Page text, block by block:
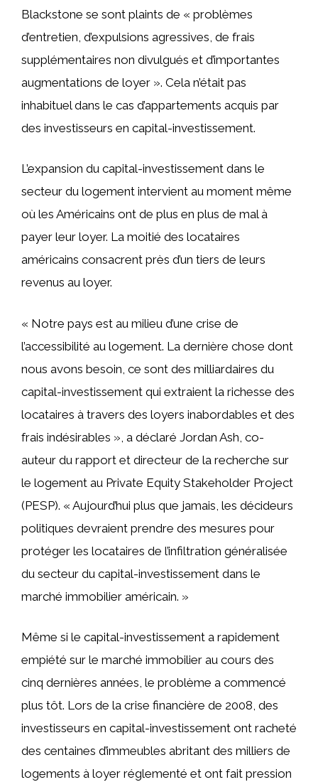
Blackstone se sont plaints de « problèmes
d’entretien, d’expulsions agressives, de frais
supplémentaires non divulgués et d’importantes
augmentations de loyer ». Cela n’était pas
inhabituel dans le cas d’appartements acquis par
des investisseurs en capital-investissement.
L’expansion du capital-investissement dans le
secteur du logement intervient au moment même
où les Américains ont de plus en plus de mal à
payer leur loyer. La moitié des locataires
américains consacrent près d’un tiers de leurs
revenus au loyer.
« Notre pays est au milieu d’une crise de
l’accessibilité au logement. La dernière chose dont
nous avons besoin, ce sont des milliardaires du
capital-investissement qui extraient la richesse des
locataires à travers des loyers inabordables et des
frais indésirables », a déclaré Jordan Ash, co-
auteur du rapport et directeur de la recherche sur
le logement au Private Equity Stakeholder Project
(PESP). « Aujourd’hui plus que jamais, les décideurs
politiques devraient prendre des mesures pour
protéger les locataires de l’infiltration généralisée
du secteur du capital-investissement dans le
marché immobilier américain. »
Même si le capital-investissement a rapidement
empiété sur le marché immobilier au cours des
cinq dernières années, le problème a commencé
plus tôt. Lors de la crise financière de 2008, des
investisseurs en capital-investissement ont racheté
des centaines d’immeubles abritant des milliers de
logements à loyer réglementé et ont fait pression